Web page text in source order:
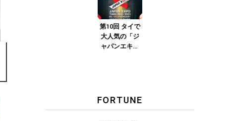
第10回 タイで
大人気の「ジ
ャパンエキス
FORTUNE